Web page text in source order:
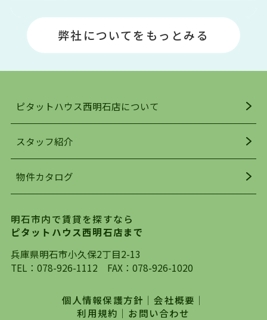
場や釣りスポットが多くあります。JR「大久保
駅」周辺には、ビブレ・イオンをはじめとした買
い物施設も多くあり、買い物にも困りません。
明石駅・西明石駅を中心に、明石市・神戸市西区
でお部屋探している方は、ぜひ当ＨＰにて物件を
お探しになってください。弊社は、スタッフの平
を行っており地域最大級の情報取扱量を誇ってお
ります。店頭で限られた物件をご紹介する、従来
自身でインターネットを利用し、理想のお部屋を
探していただき、選択していただいた物件情報に
対して、専門知識を持ったスタッフがサポートさ
せていただくスタイルを心がけております。私た
は、一度だけでは終わらない、お客様との末長い
お付き合いです。初めての一人暮らしから、就
弊社についてをもっとみる
ピタットハウス西明石店について
スタッフ紹介
物件カタログ
明石市内で賃貸を探すなら
ピタットハウス西明石店まで
兵庫県明石市小久保2丁目2-13
TEL： 078-926-1112 FAX：078-926-1020
個人情報保護方針 ｜会社概要 ｜
利用規約 ｜ お問い合わせ